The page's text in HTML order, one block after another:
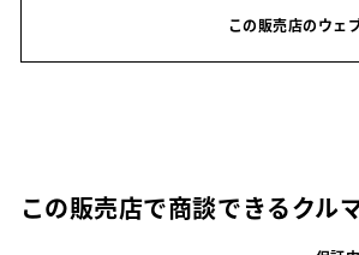
この販売店のウェ
この販売店で商談できるクル